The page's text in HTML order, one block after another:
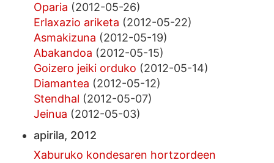
Oparia (2012-05-26)
Erlaxazio ariketa (2012-05-22)
Asmakizuna (2012-05-19)
Abakandoa (2012-05-15)
Goizero jeiki orduko (2012-05-14)
Diamantea (2012-05-12)
Stendhal (2012-05-07)
Jeinua (2012-05-03)
apirila, 2012
Xaburuko kondesaren hortzordeen